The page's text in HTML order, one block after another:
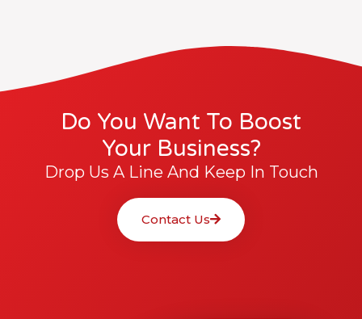
Do You Want To Boost
Your Business?
Drop Us A Line And Keep In Touch
Contact Us